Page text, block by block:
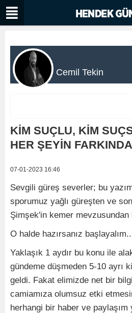
Cemil Tekin
KİM SUÇLU, KİM
HER ŞEYİN
07-01-2023 16:46
Sevgili güreş severler; bu
sporumuz yağlı güreşten ve
Şimşek'in kemer mevzusundan
O halde hazırsanız
Yaklaşık 1 aydır bu konu ile
gündeme düşmeden 5-10 ayrı
geldi. Fakat elimizde net bir
camiamıza olumsuz etki
herhangi bir haber ve paylaşım